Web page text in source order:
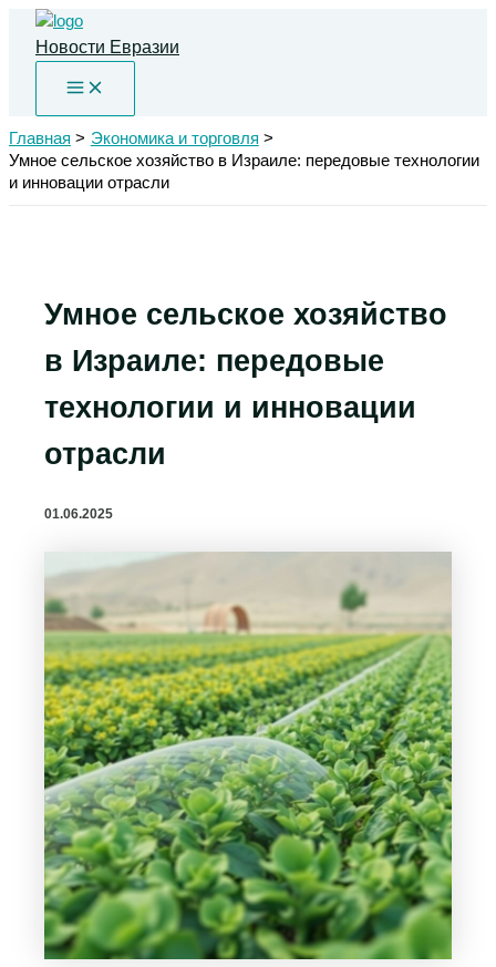
Перейти
содержимому
Новости Евразии
Главная
Экономика и торговля
Умное сельское хозяйство в Израиле: передовые технологии
и инновации отрасли
Умное сельское хозяйство
в Израиле: передовые
технологии и инновации
отрасли
01.06.2025